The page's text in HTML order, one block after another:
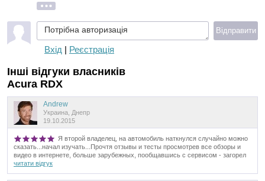
Потрібна авторизація
Вхід | Реєстрація
Відправити
Інші відгуки власників
Acura RDX
Andrew
Украина, Днепр
19.10.2015
Я второй владелец, на автомобиль наткнулся случайно можно
сказать...начал изучать...Прочтя отзывы и тесты просмотрев все обзоры и
видео в интернете, больше зарубежных, пообщавшись с сервисом - загорел
читати відгук